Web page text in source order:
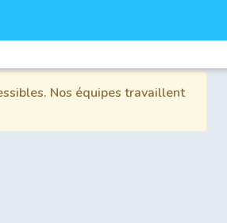
Nos équipes travaillent